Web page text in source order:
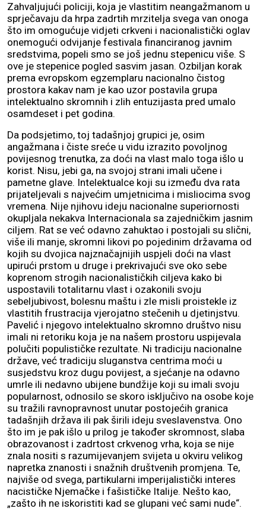
Zahvaljujući policiji, koja je vlastitim neangažmanom u
sprječavaju da hrpa zadrtih mrzitelja svega van onoga
što im omogućuje vidjeti crkveni i nacionalistički oglav
onemogući odvijanje festivala financiranog javnim
sredstvima, popeli smo se još jednu stepenicu više. S
ove je stepenice pogled sasvim jasan. Ozbiljan korak
prema evropskom egzemplaru nacionalno čistog
prostora kakav nam je kao uzor postavila grupa
intelektualno skromnih i zlih entuzijasta pred umalo
osamdeset i pet godina.
Da podsjetimo, toj tadašnjoj grupici je, osim
angažmana i čiste sreće u vidu izrazito povoljnog
povijesnog trenutka, za doći na vlast malo toga išlo u
korist. Nisu, jebi ga, na svojoj strani imali učene i
pametne glave. Intelektualce koji su između dva rata
prijateljevali s najvećim umjetnicima i misliocima svog
vremena. Nije njihovu ideju nacionalne superiornosti
okupljala nekakva Internacionala sa zajedničkim jasnim
ciljem. Rat se već odavno zahuktao i postojali su slični,
više ili manje, skromni likovi po pojedinim državama od
kojih su dvojica najznačajnijih uspjeli doći na vlast
upirući prstom u druge i prekrivajući sve oko sebe
koprenom strogih nacionalističkih ciljeva kako bi
uspostavili totalitarnu vlast i ozakonili svoju
sebeljubivost, bolesnu maštu i zle misli proistekle iz
vlastitih frustracija vjerojatno stečenih u djetinjstvu.
Pavelić i njegovo intelektualno skromno društvo nisu
imali ni retoriku koja je na našem prostoru uspijevala
polučiti populističke rezultate. Ni tradiciju nacionalne
države, već tradiciju sluganstva centrima moći u
susjedstvu kroz dugu povijest, a sjećanje na odavno
umrle ili nedavno ubijene bundžije koji su imali svoju
popularnost, odnosilo se skoro isključivo na osobe koje
su tražili ravnopravnost unutar postojećih granica
tadašnjih država ili pak širili ideju sveslavenstva. Ono
što im je pak išlo u prilog je također skromnost, slaba
obrazovanost i zadrtost crkvenog vrha, koja se nije
znala nositi s razumijevanjem svijeta u okviru velikog
napretka znanosti i snažnih društvenih promjena. Te,
najviše od svega, partikularni imperijalistički interes
nacističke Njemačke i fašističke Italije. Nešto kao,
„zašto ih ne iskoristiti kad se glupani već sami nude“.